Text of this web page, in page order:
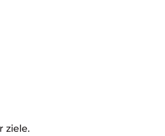
ziele.